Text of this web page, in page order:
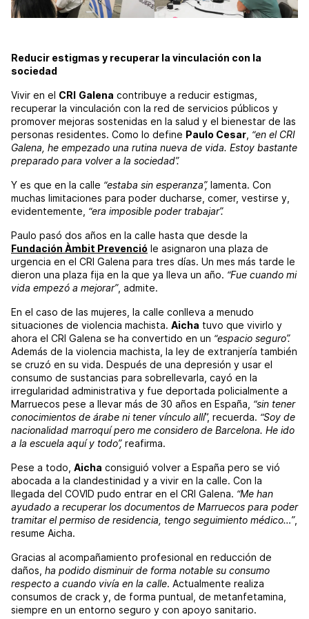
Reducir estigmas y recuperar la vinculación con la
sociedad
Vivir en el CRI Galena contribuye a reducir estigmas,
recuperar la vinculación con la red de servicios públicos y
promover mejoras sostenidas en la salud y el bienestar de las
personas residentes. Como lo define Paulo Cesar “en el CRI
Galena, he empezado una rutina nueva de vida. Estoy bastante
preparado para volver a la sociedad”.
Y es que en la calle “estaba sin esperanza”, lamenta. Con
muchas limitaciones para poder ducharse, comer, vestirse y,
evidentemente, “era imposible poder trabajar”.
Paulo pasó dos años en la calle hasta que desde la
Fundación Àmbit Prevenció le asignaron una plaza de
urgencia en el CRI Galena para tres días. Un mes más tarde le
dieron una plaza fija en la que ya lleva un año. “Fue cuando mi
vida empezó a mejorar”, admite.
En el caso de las mujeres, la calle conlleva a menudo
situaciones de violencia machista. Aicha tuvo que vivirlo y
ahora el CRI Galena se ha convertido en un “espacio seguro”.
Además de la violencia machista, la ley de extranjería también
se cruzó en su vida. Después de una depresión y usar el
consumo de sustancias para sobrellevarla, cayó en la
irregularidad administrativa y fue deportada policialmente a
Marruecos pese a llevar más de 30 años en España, “sin tener
conocimientos de árabe ni tener vínculo allí”, recuerda. “Soy de
nacionalidad marroquí pero me considero de Barcelona. He ido
a la escuela aquí y todo”, reafirma.
Pese a todo, Aicha consiguió volver a España pero se vió
abocada a la clandestinidad y a vivir en la calle. Con la
llegada del COVID pudo entrar en el CRI Galena. “Me han
ayudado a recuperar los documentos de Marruecos para poder
tramitar el permiso de residencia, tengo seguimiento médico…”,
resume Aicha.
Gracias al acompañamiento profesional en reducción de
daños, ha podido disminuir de forma notable su consumo
respecto a cuando vivía en la calle. Actualmente realiza
consumos de crack y, de forma puntual, de metanfetamina,
siempre en un entorno seguro y con apoyo sanitario.